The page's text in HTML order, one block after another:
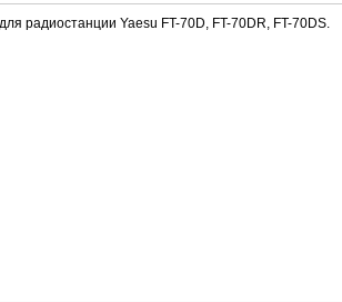
радиостанции Yaesu FT-70D, FT-70DR, FT-70DS.